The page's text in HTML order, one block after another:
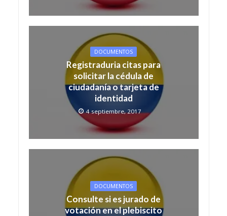
DOCUMENTOS
Registraduria citas para
solicitar la cédula de
ciudadanía o tarjeta de
identidad
4 septiembre, 2017
DOCUMENTOS
Consulte si es jurado de
votación en el plebiscito